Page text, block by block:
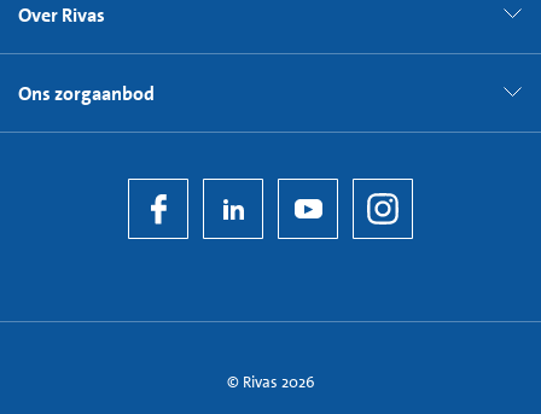
Over Rivas
Ons zorgaanbod
© Rivas 2026